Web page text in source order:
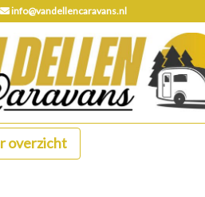
info@vandellencaravans.nl
overzicht